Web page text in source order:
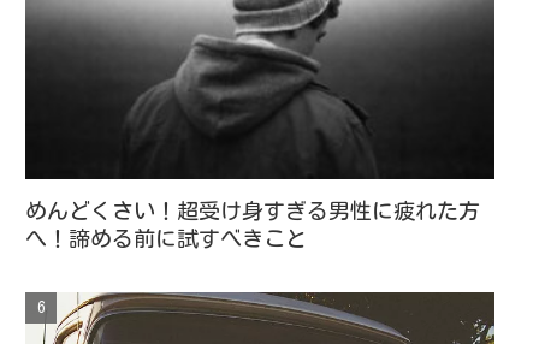
めんどくさい！超受け身すぎる男性に疲れた方
へ！諦める前に試すべきこと